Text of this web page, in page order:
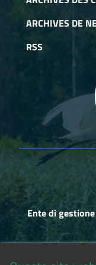
ARCHIVES DE
RSS
Ente di
Via Fransuà